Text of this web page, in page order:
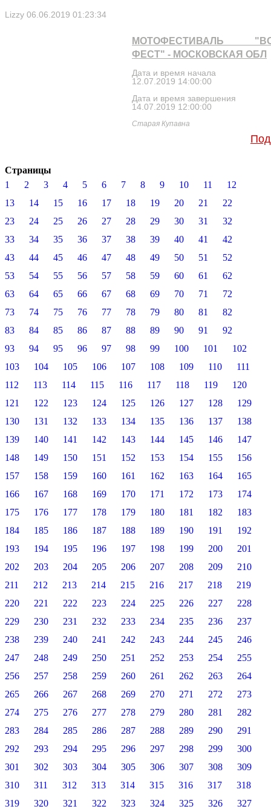
Lizzy 06.06.2019 01:23:34
МОТОФЕСТИВАЛЬ
ФЕСТ" - МОСКОВСКАЯ ОБЛ
Дата и время начала
12.07.2019 14:00:00
Дата и время завершения
14.07.2019 12:00:00
Старая Купавна
Страницы
1
2 3 4 5 6 7 8 9 10 11
12
13
14 15 16 17 18 19 20 21
22
23
24 25 26 27 28 29 30 31
32
33
34 35 36 37 38 39 40 41
42
43
44 45 46 47 48 49 50 51
52
53
54 55 56 57 58 59 60 61
62
63
64 65 66 67 68 69 70 71
72
73
74 75 76 77 78 79 80 81
82
83
84 85 86 87 88 89 90 91
92
93
94 95 96 97 98 99 100 101
102
103
104 105 106 107 108 109 110
111
112
113 114 115 116 117 118 119
120
121
122 123 124 125 126 127 128
129
130
131 132 133 134 135 136 137
138
139
140 141 142 143 144 145 146
147
148
149 150 151 152 153 154 155
156
157
158 159 160 161 162 163 164
165
166
167 168 169 170 171 172 173
174
175
176 177 178 179 180 181 182
183
184
185 186 187 188 189 190 191
192
193
194 195 196 197 198 199 200
201
202
203 204 205 206 207 208 209
210
211
212 213 214 215 216 217 218
219
220
221 222 223 224 225 226 227
228
229
230 231 232 233 234 235 236
237
238
239 240 241 242 243 244 245
246
247
248 249 250 251 252 253 254
255
256
257 258 259 260 261 262 263
264
265
266 267 268 269 270 271 272
273
274
275 276 277 278 279 280 281
282
283
284 285 286 287 288 289 290
291
292
293 294 295 296 297 298 299
300
301
302 303 304 305 306 307 308
309
310
311 312 313 314 315 316 317
318
319
320 321 322 323 324 325 326
327